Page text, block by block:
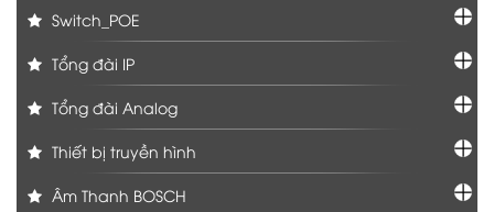
Switch_POE
Tổng đài IP
Tổng đài Analog
Thiết bị truyền hình
Âm Thanh BOSCH